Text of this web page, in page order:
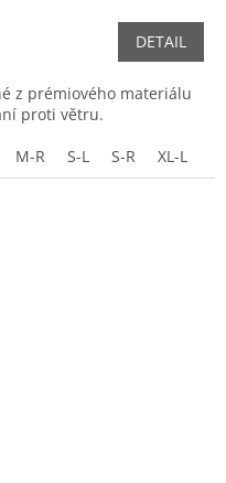
DETAIL
z prémiového materiálu
proti větru.
M-R S-L S-R XL-L